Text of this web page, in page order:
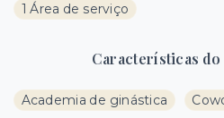
1 Área de serviço
Características
Academia de ginástica